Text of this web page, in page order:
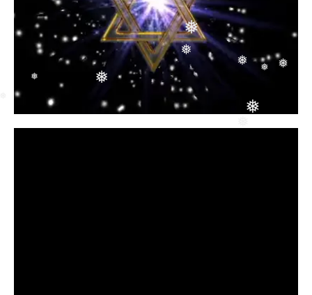
❅
❅
❅
❅
❅
❅